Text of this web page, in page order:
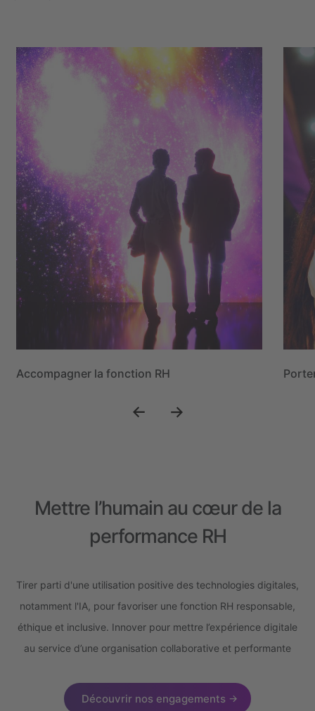
Accompagner la fonction RH
Mettre l’humain au cœur de la
performance RH
Tirer parti d'une utilisation positive des technologies digitales,
notamment l'IA, pour favoriser une fonction RH responsable,
éthique et inclusive. Innover pour mettre l’expérience digitale
au service d’une organisation collaborative et performante
Découvrir nos engagements